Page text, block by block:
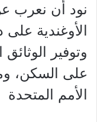
نود أن نعرب
الأوغندية
وتوفير
على السكن،
الأمم المتحدة